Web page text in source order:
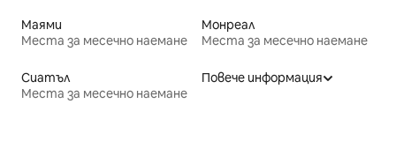
Маями
Места за месечно наемане
Монреал
Места за месечно наемане
Сиатъл
Места за месечно наемане
Повече информация